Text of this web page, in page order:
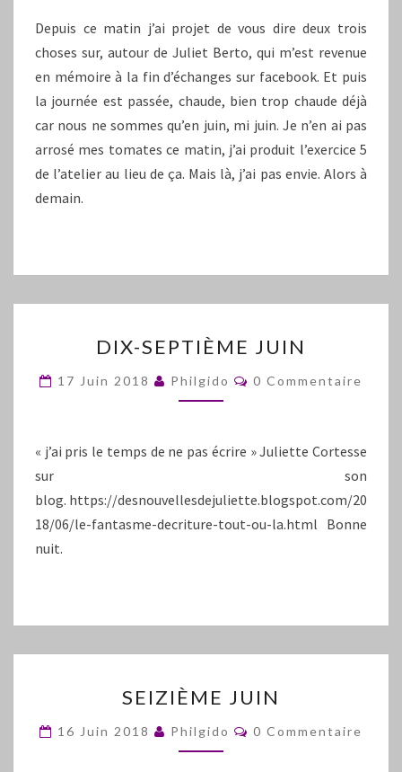
Depuis ce matin j’ai projet de vous dire deux trois
choses sur, autour de Juliet Berto, qui m’est revenue
en mémoire à la fin d’échanges sur facebook. Et puis
la journée est passée, chaude, bien trop chaude déjà
car nous ne sommes qu’en juin, mi juin. Je n’en ai pas
arrosé mes tomates ce matin, j’ai produit l’exercice 5
de l’atelier au lieu de ça. Mais là, j’ai pas envie. Alors à
demain.
SEPTIÈME
DIX-SEPTIÈME JUIN
17 Juin 2018 Philgido Commentaires
0 Commentaire
« j’ai pris le temps de ne pas écrire » Juliette Cortesse
sur son
blog. https://desnouvellesdejuliette.blogspot.com/20
18/06/le-fantasme-decriture-tout-ou-la.html Bonne
nuit.
JUIN
SEIZIÈME JUIN
16 Juin 2018 Philgido Commentaires
0 Commentaire